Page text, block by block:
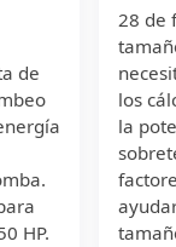
de
HP.
28 de
los
la